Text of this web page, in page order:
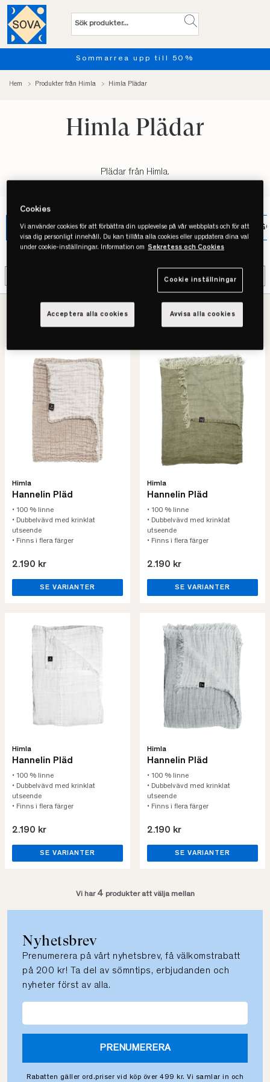
Sommarrea upp till 50%
Hem Produkter från Himla Himla Plädar
Himla Plädar
Plädar från Himla.
BADRUMSMATTOR FILTAR HANDDUKAR
Vi har4produkter att välja mellan
Himla
Hannelin Pläd
• 100 % linne
• Dubbelvävd med krinklat
utseende
• Finns i flera färger
2.190 kr
SE VARIANTER
Himla
Hannelin Pläd
• 100 % linne
• Dubbelvävd med krinklat
utseende
• Finns i flera färger
2.190 kr
SE VARIANTER
Himla
Hannelin Pläd
• 100 % linne
• Dubbelvävd med krinklat
utseende
• Finns i flera färger
2.190 kr
SE VARIANTER
Himla
Hannelin Pläd
• 100 % linne
• Dubbelvävd med krinklat
utseende
• Finns i flera färger
2.190 kr
SE VARIANTER
Vi har 4 produkter att välja mellan
Nyhetsbrev
Prenumerera på vårt nyhetsbrev, få välkomstrabatt
på 200 kr! Ta del av sömntips, erbjudanden och
nyheter först av alla.
PRENUMERERA
Rabatten gäller ord.priser vid köp över 499 kr. Vi samlar in och
Cookies
Vi använder cookies för att förbättra din upplevelse på vår webbplats och för att
visa dig personligt innehåll. Du kan tillåta alla cookies eller uppdatera dina val
under cookie-inställningar. Information om Sekretess och Cookies
Cookie inställningar
Avvisa alla cookies
Acceptera alla cookies